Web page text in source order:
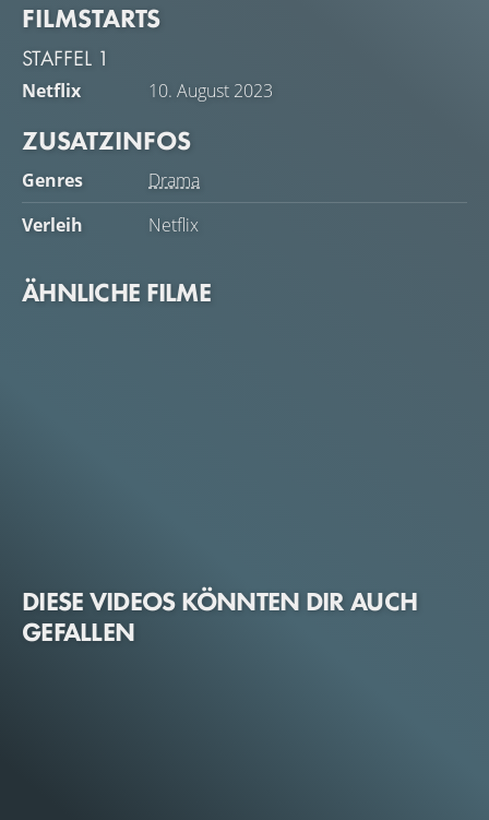
FILMSTARTS
STAFFEL 1
Netflix 10. August 2023
ZUSATZINFOS
Genres
Drama
Verleih
Netflix
ÄHNLICHE FILME
DIESE VIDEOS KÖNNTEN DIR AUCH
GEFALLEN